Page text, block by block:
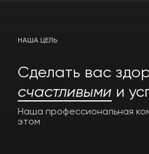
НАША ЦЕЛЬ
Cделать вас
счастливыми и
Наша профессиональная
этом